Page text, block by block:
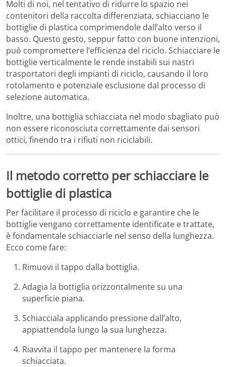
Molti di noi, nel tentativo di ridurre lo spazio nei
contenitori della raccolta differenziata, schiacciano le
bottiglie di plastica comprimendole dall’alto verso il
basso. Questo gesto, seppur fatto con buone intenzioni,
può compromettere l’efficienza del riciclo. Schiacciare le
bottiglie verticalmente le rende instabili sui nastri
trasportatori degli impianti di riciclo, causando il loro
rotolamento e potenziale esclusione dal processo di
selezione automatica.
Inoltre, una bottiglia schiacciata nel modo sbagliato può
non essere riconosciuta correttamente dai sensori
ottici, finendo tra i rifiuti non riciclabili.
Il metodo corretto per schiacciare le
bottiglie di plastica
Per facilitare il processo di riciclo e garantire che le
bottiglie vengano correttamente identificate e trattate,
è fondamentale schiacciarle nel senso della lunghezza.
Ecco come fare:
Rimuovi il tappo dalla bottiglia.
Adagia la bottiglia orizzontalmente su una
superficie piana.
Schiacciala applicando pressione dall’alto,
appiattendola lungo la sua lunghezza.
Riavvita il tappo per mantenere la forma
schiacciata.